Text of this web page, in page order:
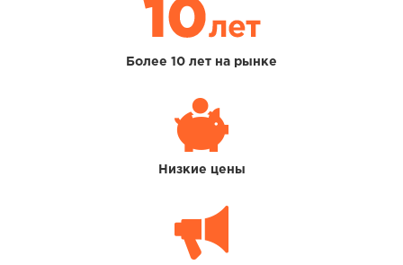
Более 10 лет на рынке
Низкие цены